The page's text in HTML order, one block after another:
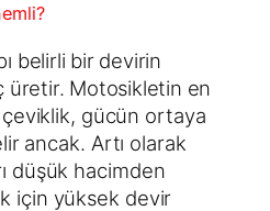
belirli bir devirin
üretir. Motosikletin en
çeviklik, gücün ortaya
ancak. Artı olarak
düşük hacimden
için yüksek devir